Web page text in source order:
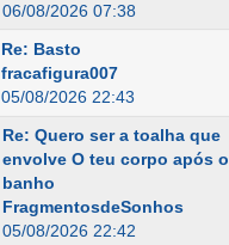
06/08/2026 07:38
Re: Basto
fracafigura007
05/08/2026 22:43
Re: Quero ser a toalha que
envolve O teu corpo após o
banho
FragmentosdeSonhos
05/08/2026 22:42